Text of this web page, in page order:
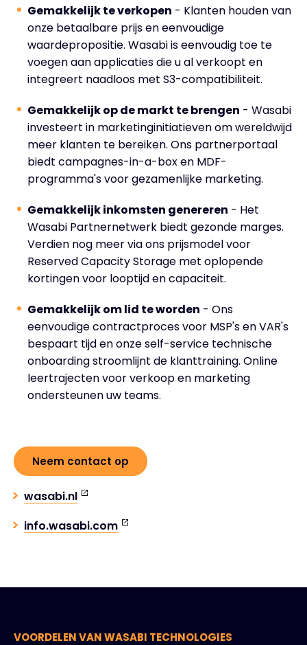
Gemakkelijk te verkopen - Klanten houden van
onze betaalbare prijs en eenvoudige
waardepropositie. Wasabi is eenvoudig toe te
voegen aan applicaties die u al verkoopt en
integreert naadloos met S3-compatibiliteit.
Gemakkelijk op de markt te brengen - Wasabi
investeert in marketinginitiatieven om wereldwijd
meer klanten te bereiken. Ons partnerportaal
biedt campagnes-in-a-box en MDF-
programma's voor gezamenlijke marketing.
Gemakkelijk inkomsten genereren - Het
Wasabi Partnernetwerk biedt gezonde marges.
Verdien nog meer via ons prijsmodel voor
Reserved Capacity Storage met oplopende
kortingen voor looptijd en capaciteit.
Gemakkelijk om lid te worden - Ons
eenvoudige contractproces voor MSP's en VAR's
bespaart tijd en onze self-service technische
onboarding stroomlijnt de klanttraining. Online
leertrajecten voor verkoop en marketing
ondersteunen uw teams.
Neem contact op
wasabi.nl
info.wasabi.com
VOORDELEN VAN WASABI TECHNOLOGIES